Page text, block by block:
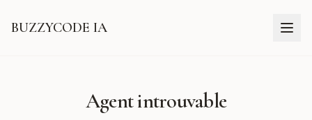
BUZZYCODE IA
Agent introuvable